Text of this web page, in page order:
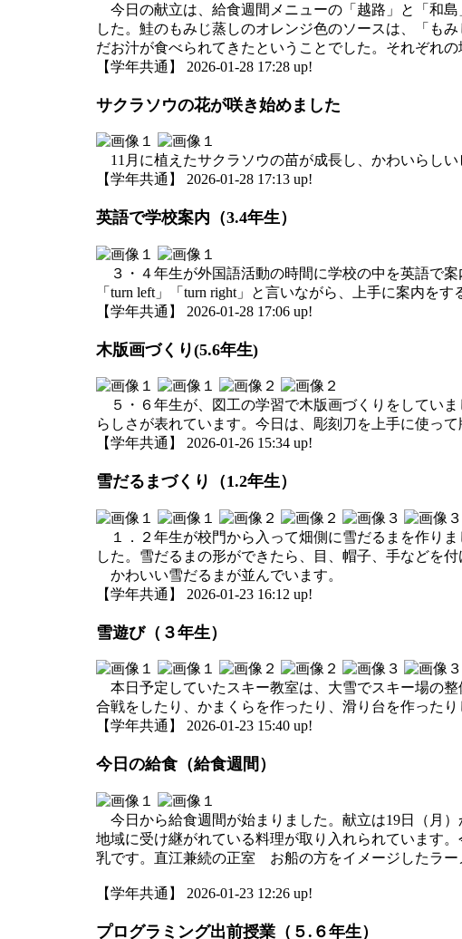
今日の献立は、給食週間メニューの「越路」と「和
した。鮭のもみじ蒸しのオレンジ色のソースは、「も
だお汁が食べられてきたということでした。それぞれ
【学年共通】 2026-01-28 17:28 up!
サクラソウの花が咲き始めました
11月に植えたサクラソウの苗が成長し、かわいらし
【学年共通】 2026-01-28 17:13 up!
英語で学校案内（3.4年生）
３・４年生が外国語活動の時間に学校の中を英語で案
「turn left」「turn right」と言いながら、上手に案内をす
【学年共通】 2026-01-28 17:06 up!
木版画づくり(5.6年生)
５・６年生が、図工の学習で木版画づくりをしてい
らしさが表れています。今日は、彫刻刀を上手に使っ
【学年共通】 2026-01-26 15:34 up!
雪だるまづくり（1.2年生）
１．２年生が校門から入って畑側に雪だるまを作り
した。雪だるまの形ができたら、目、帽子、手などを付
かわいい雪だるまが並んでいます。
【学年共通】 2026-01-23 16:12 up!
雪遊び（３年生）
本日予定していたスキー教室は、大雪でスキー場の
合戦をしたり、かまくらを作ったり、滑り台を作ったり
【学年共通】 2026-01-23 15:40 up!
今日の給食（給食週間）
今日から給食週間が始まりました。献立は19日（月
地域に受け継がれている料理が取り入れられています
乳です。直江兼続の正室 お船の方をイメージしたラー
【学年共通】 2026-01-23 12:26 up!
プログラミング出前授業（５.６年生）